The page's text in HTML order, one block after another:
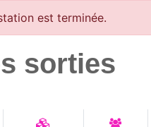
est terminée.
sorties